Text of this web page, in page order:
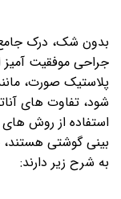
بدون شک، درک جامع
جراحی موفقیت
پلاستیک صورت،
شود، تفاوت های
استفاده از روش های
بینی گوشتی
به شرح زیر دارند: